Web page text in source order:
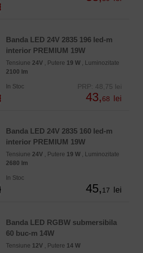
Banda LED 24V 2835 196 led-m
interior PREMIUM 19W
Tensiune 24V , Putere 19 W , Luminozitate
2100 lm
In Stoc PRP: 48,75 lei
43,68 lei
Banda LED 24V 2835 160 led-m
interior PREMIUM 19W
Tensiune 24V , Putere 19 W , Luminozitate
2680 lm
In Stoc
45,17 lei
Banda LED RGBW submersibila
60 buc-m 14W
Tensiune 12V , Putere 14 W